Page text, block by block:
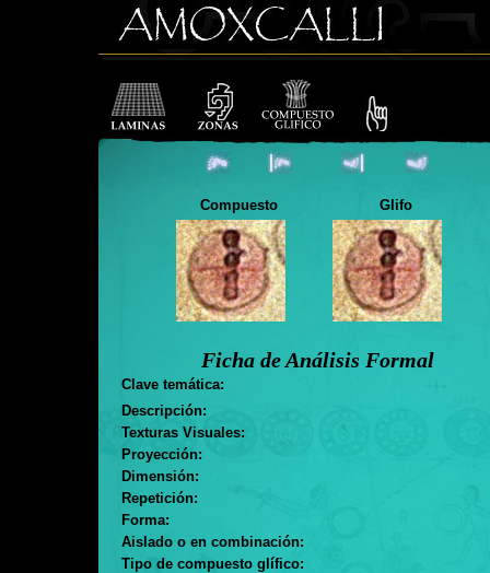
Compuesto Glifo
Ficha de Análisis Formal
Clave temática:
Descripción:
Texturas Visuales:
Proyección:
Dimensión:
Repetición:
Forma:
Aislado o en combinación:
Tipo de compuesto glífico: